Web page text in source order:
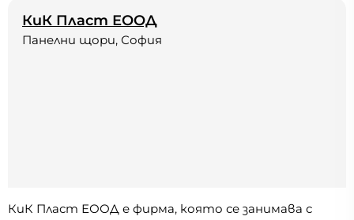
КиК Пласт ЕООД
Панелни щори, София
КиК Пласт ЕООД е фирма, която се занимава с